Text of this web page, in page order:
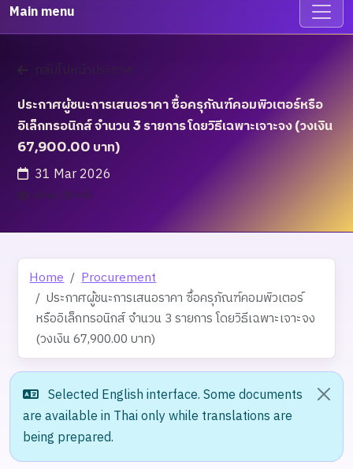
Main menu
กลับไปหน้าประกาศ
ประกาศผู้ชนะการเสนอราคา ซื้อครุภัณฑ์คอมพิวเตอร์หรือ
อิเล็กทรอนิกส์ จำนวน 3 รายการ โดยวิธีเฉพาะเจาะจง (วงเงิน
67,900.00 บาท)
31 Mar 2026
เข้าชม 28 ครั้ง
Home
Procurement
ประกาศผู้ชนะการเสนอราคา ซื้อครุภัณฑ์คอมพิวเตอร์
หรืออิเล็กทรอนิกส์ จำนวน 3 รายการ โดยวิธีเฉพาะเจาะจง
(วงเงิน 67,900.00 บาท)
Selected English interface. Some documents
are available in Thai only while translations are
being prepared.